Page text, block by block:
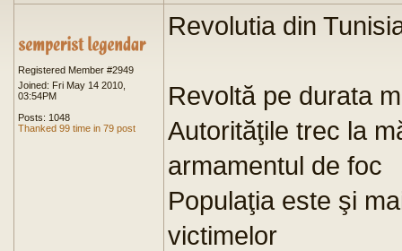
Registered Member #2949
Joined: Fri May 14 2010,
03:54PM
Posts: 1048
Thanked 99 time in 79 post
Revolutia din
Revoltă pe durata
Autorităţile trec la
armamentul de foc
Populaţia este şi
victimelor